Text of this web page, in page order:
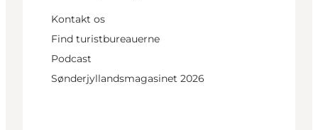
Kontakt os
Find turistbureauerne
Podcast
Sønderjyllandsmagasinet 2026